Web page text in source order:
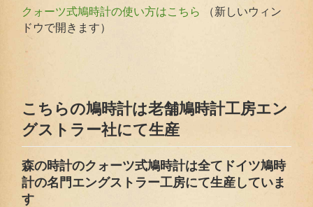
クォーツ式鳩時計の使い方はこちら
（新しいウィン
ドウで開きます）
こちらの鳩時計は老舗鳩時計工房エン
グストラー社にて生産
森の時計のクォーツ式鳩時計は全てドイツ鳩時
計の名門エングストラー工房にて生産していま
す